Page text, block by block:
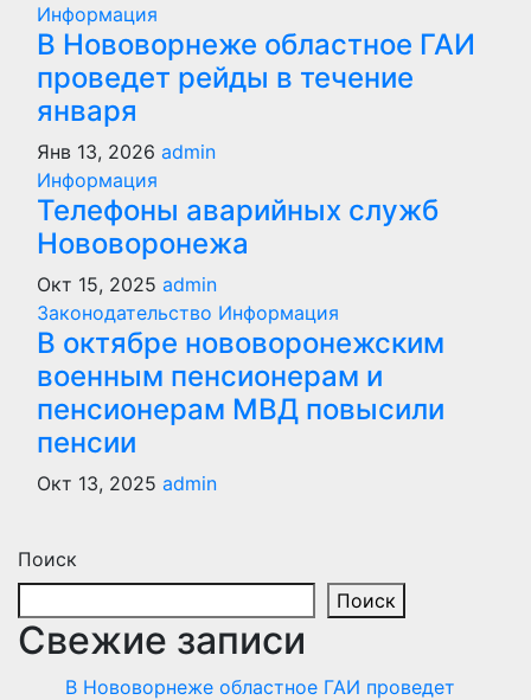
Информация
В Нововорнеже областное ГАИ
проведет рейды в течение
января
Янв 13, 2026 admin
Информация
Телефоны аварийных служб
Нововоронежа
Окт 15, 2025 admin
Законодательство Информация
В октябре нововоронежским
военным пенсионерам и
пенсионерам МВД повысили
пенсии
Окт 13, 2025 admin
Поиск
Поиск
Свежие записи
В Нововорнеже областное ГАИ проведет